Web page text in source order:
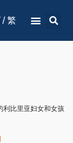
/ 繁
利比里亚妇女和女孩